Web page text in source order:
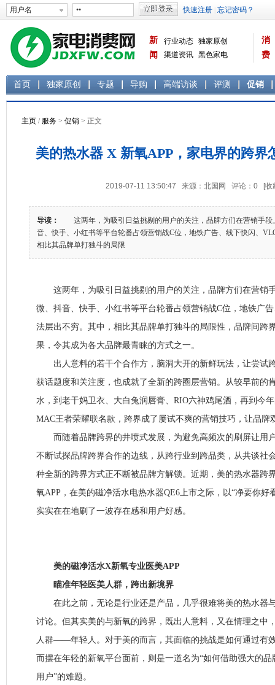
新
闻
行业动态 独家原创
渠道资讯 黑色家电
消
费
首页 独家原创 专题 导购 高端访谈 评测 促销
主页 / 服务 > 促销 > 正文
美的热水器 X 新氧APP，家电界的跨界
2019-07-11 13:50:47 来源：北国网 评论： 0 [收
导读：
这两年，为吸引日益挑剔的用户的关注，品牌方们在营销手段
音、快手、小红书等平台轮番占领营销战C位，地铁广告、线下快闪、
相比其品牌单打独斗的局限
这两年，为吸引日益挑剔的用户的关注，品牌方们在营销
微、抖音、快手、小红书等平台轮番占领营销战C位，地铁广
法层出不穷。其中，相比其品牌单打独斗的局限性，品牌间跨
果，令其成为各大品牌最青睐的方式之一。
出人意料的若干个合作方，脑洞大开的新鲜玩法，让尝试
获话题度和关注度，也成就了全新的跨圈层营销。从较早前的
水，到老干妈卫衣、大白兔润唇膏、RIO六神鸡尾酒，再到今
MAC王者荣耀联名款，跨界成了屡试不爽的营销技巧，让品牌
而随着品牌跨界的井喷式发展，为避免高频次的刷屏让用
不断试探品牌跨界合作的边线，从跨行业到跨品类，从共谈社
种全新的跨界方式正不断被品牌方解锁。近期，美的热水器跨
氧APP，在美的磁净活水电热水器QE6上市之际，以“净要你好
实实在在地刷了一波存在感和用户好感。
美的磁净活水X新氧专业医美APP
瞄准年轻医美人群，跨出新境界
在此之前，无论是行业还是产品，几乎很难将美的热水器
讨论。但其实美的与新氧的跨界，既出人意料，又在情理之中
人群——年轻人。对于美的而言，其面临的挑战是如何通过有
而摆在年轻的新氧平台面前，则是一道名为“如何借助强大的
用户”的难题。